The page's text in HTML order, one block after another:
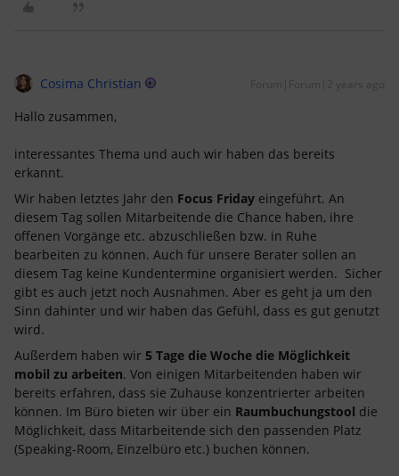
Cosima Christian Forum|Forum|2 years ago
Hallo zusammen,
interessantes Thema und auch wir haben das bereits
erkannt.
Wir haben letztes Jahr den Focus Friday eingeführt. An
diesem Tag sollen Mitarbeitende die Chance haben, ihre
offenen Vorgänge etc. abzuschließen bzw. in Ruhe
bearbeiten zu können. Auch für unsere Berater sollen an
diesem Tag keine Kundentermine organisiert werden. Sicher
gibt es auch jetzt noch Ausnahmen. Aber es geht ja um den
Sinn dahinter und wir haben das Gefühl, dass es gut genutzt
wird.
Außerdem haben wir 5 Tage die Woche die Möglichkeit
mobil zu arbeiten. Von einigen Mitarbeitenden haben wir
bereits erfahren, dass sie Zuhause konzentrierter arbeiten
können. Im Büro bieten wir über ein Raumbuchungstool die
Möglichkeit, dass Mitarbeitende sich den passenden Platz
(Speaking-Room, Einzelbüro etc.) buchen können.